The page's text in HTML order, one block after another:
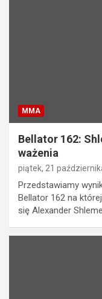
MMA
Bellator 162:
ważenia
piątek, 21
Przedstawiamy
Bellator 162 na
się Alexander